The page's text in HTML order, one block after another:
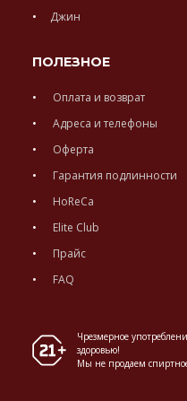
Джин
ПОЛЕЗНОЕ
Оплата и возврат
Адреса и телефоны
Оферта
Гарантия подлинности
HoReCa
Elite Club
Прайс
FAQ
Чрезмерное
здоровью!
Мы не продаем